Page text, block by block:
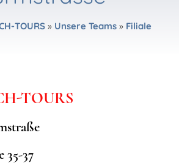
TOURS » Unsere Teams » Filiale
TOURS
35-37